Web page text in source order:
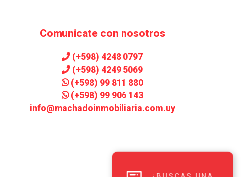
Comunicate con nosotros
(+598) 4248 0797
(+598) 4249 5069
(+598) 99 811 880
(+598) 99 906 143
info@machadoinmobiliaria.com.uy
¿BUSCAS UNA